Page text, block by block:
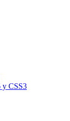
CSS3